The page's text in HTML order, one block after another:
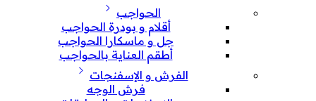
الحواجب
أقلام و بودرة الحواجب
جل و ماسكارا الحواجب
أطقم العناية بالحواجب
الفرش و الإسفنجات
فرش الوجه